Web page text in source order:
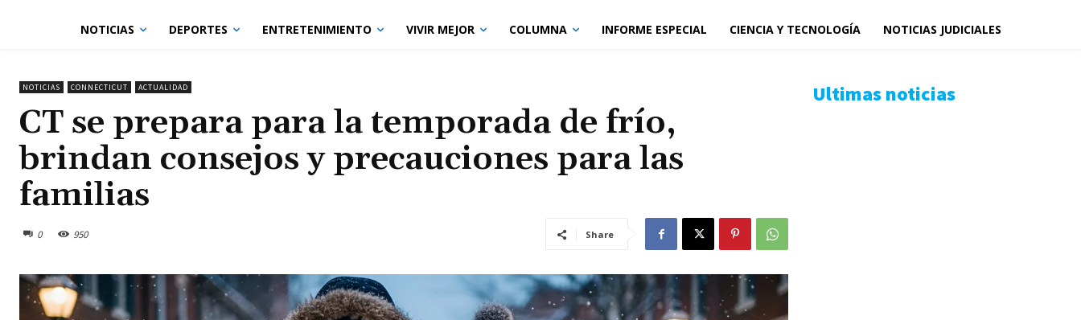
NOTICIAS DEPORTES ENTRETENIMIENTO VIVIR MEJOR COLUMNA INFORME ESPECIAL CIENCIA Y TECNOLOGÍA NOTICIAS JUDICIALES
NOTICIAS CONNECTICUT ACTUALIDAD
CT se prepara para la temporada de frío,
brindan consejos y precauciones para las
familias
0 950 Share
Ultimas noticias